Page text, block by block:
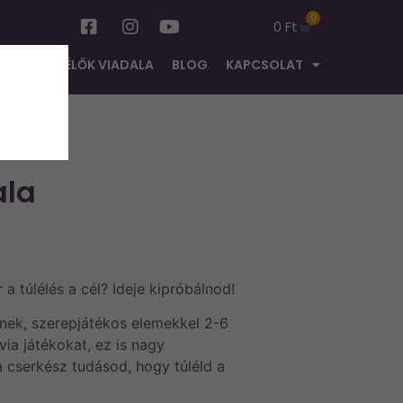
0 Ft 0
TÚLÉLŐK VIADALA BLOG KAPCSOLAT
túlélés a cél? Ideje kipróbálnod!
szerepjátékos elemekkel 2-6
játékokat, ez is nagy
cserkész tudásod, hogy túléld a